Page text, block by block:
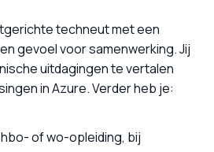
techneut met een
gevoel voor samenwerking. Jij
uitdagingen te vertalen
in Azure. Verder heb je:
of wo-opleiding, bij